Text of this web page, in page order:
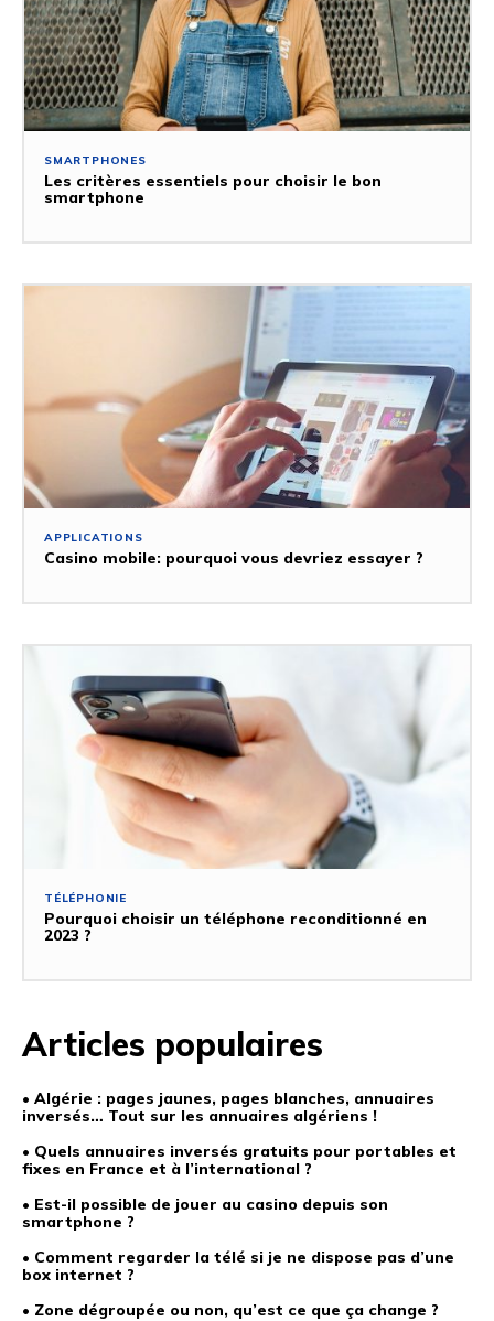
SMARTPHONES
Les critères essentiels pour choisir le bon
smartphone
APPLICATIONS
Casino mobile: pourquoi vous devriez essayer ?
TÉLÉPHONIE
Pourquoi choisir un téléphone reconditionné en
2023 ?
Articles populaires
• Algérie : pages jaunes, pages blanches, annuaires
inversés… Tout sur les annuaires algériens !
• Quels annuaires inversés gratuits pour portables et
fixes en France et à l’international ?
• Est-il possible de jouer au casino depuis son
smartphone ?
• Comment regarder la télé si je ne dispose pas d’une
box internet ?
• Zone dégroupée ou non, qu’est ce que ça change ?